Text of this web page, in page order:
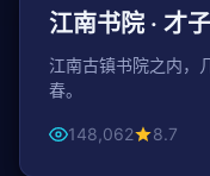
古装
江南书院 · 才
江南古镇书院之内，
春。
148,062 8.7